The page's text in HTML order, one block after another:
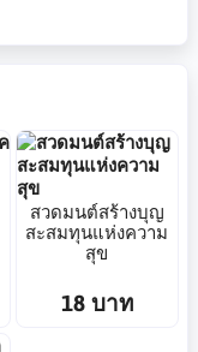
สวดมนต์สร้างบุญ
สะสมทุนแห่งความ
สุข
18 บาท